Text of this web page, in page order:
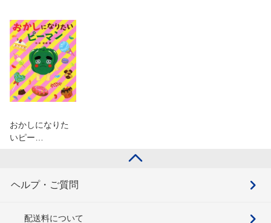
おかしになりた
いピー…
ヘルプ・ご質問
配送料について